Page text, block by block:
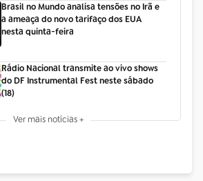
Brasil no Mundo analisa tensões no Irã e
a ameaça do novo tarifaço dos EUA
nesta quinta-feira
Rádio Nacional transmite ao vivo shows
do DF Instrumental Fest neste sábado
(18)
Ver mais notícias +